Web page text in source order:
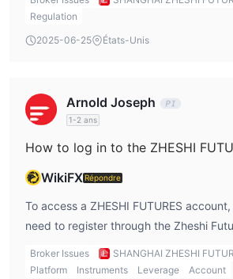
Regulation
2025-06-25
États-Unis
Arnold Joseph
1-2 ans
WikiFXRépondre
To access a ZHESHI FUTURES
need to register through the Zheshi
though specific login instructions are
publicly.
Broker Issues
SHANGHAI ZHESHI
Platform
Instruments Leverage
Account